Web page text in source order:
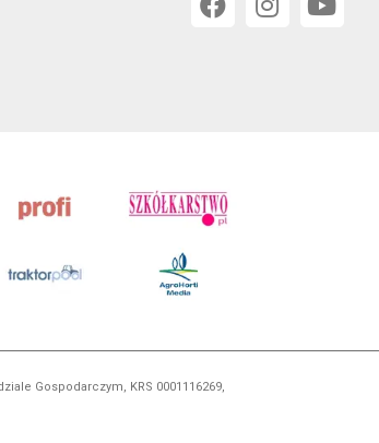
Gospodarczym, KRS 0001116269,